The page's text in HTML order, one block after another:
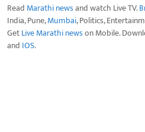
Read Marathi newsand watch Live TV.
India, Pune,Mumbai, Politics,
GetLive Marathi newson Mobile.
and IOS.